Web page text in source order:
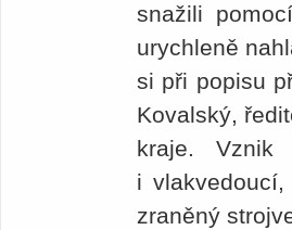
snažili
urychleně
si při popisu
Kovalský,
kraje. Vznik
i
zraněný